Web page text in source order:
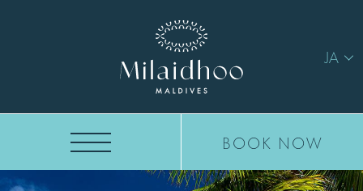
JA
BOOK NOW